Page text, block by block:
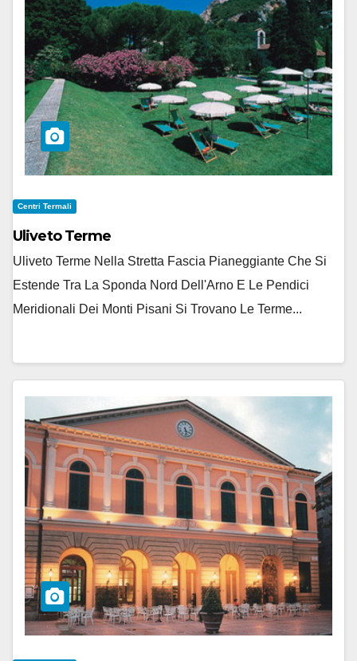
Centri Termali
Uliveto Terme
Uliveto Terme Nella Stretta Fascia Pianeggiante Che Si
Estende Tra La Sponda Nord Dell'Arno E Le Pendici
Meridionali Dei Monti Pisani Si Trovano Le Terme...